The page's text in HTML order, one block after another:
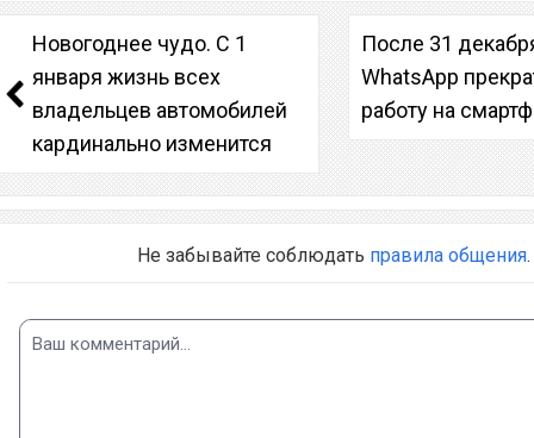
Новогоднее чудо. С 1
января жизнь всех
владельцев автомобилей
кардинально изменится
После 31
WhatsApp
работу на
Не забывайте соблюдать правила общения.